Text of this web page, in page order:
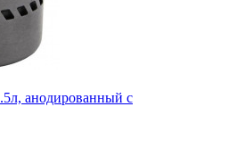
анодированный с